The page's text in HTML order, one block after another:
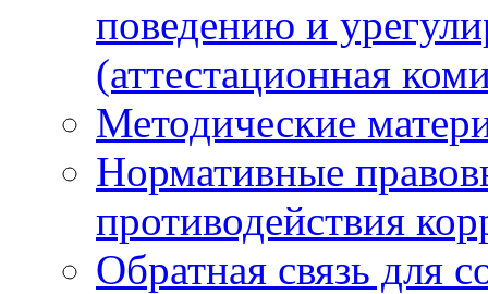
поведению и
(аттестационная
Методические
Нормативные
противодействия
Обратная связь для